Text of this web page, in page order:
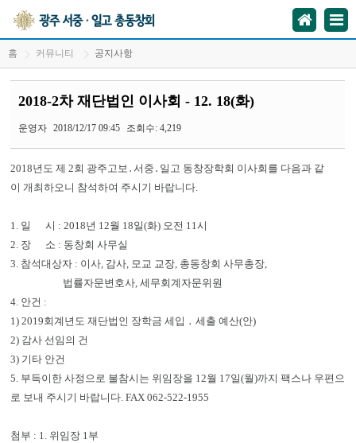
홈 커뮤니티 공지사항
2018-2차 재단법인 이사회 - 12. 18(화)
운영자 2018/12/17 09:45 조회수: 4,219
2018년도 제 2회 광주고보․서중․일고 동창장학회 이사회를 다음과 같
이 개최하오니 참석하여 주시기 바랍니다.
1. 일 시 : 2018년 12월 18일(화) 오전 11시
2. 장 소 : 동창회 사무실
3. 참석대상자 : 이사, 감사, 모교 교장, 총동창회 사무총장,
법률자문변호사, 세무회계자문위원
4. 안건 :
1) 2019회계년도 재단법인 장학금 세입 ․ 세출 예산(안)
2) 감사 선임의 건
3) 기타 안건
5. 부득이한 사정으로 불참시는 위임장을 12월 17일(월)까지 팩스나 우편으
로 보내 주시기 바랍니다. FAX 062-522-1955
첨부 : 1. 위임장 1부